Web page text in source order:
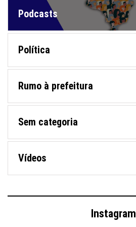
Podcasts
Política
Rumo à prefeitura
Sem categoria
Vídeos
Instagram